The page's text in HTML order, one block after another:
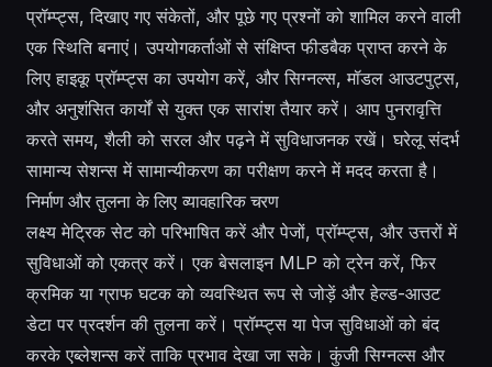
प्रॉम्प्ट्स, दिखाए गए संकेतों, और पूछे गए प्रश्नों को शामिल करने वाली
एक स्थिति बनाएं। उपयोगकर्ताओं से संक्षिप्त फीडबैक प्राप्त करने के
लिए हाइकू प्रॉम्प्ट्स का उपयोग करें, और सिग्नल्स, मॉडल आउटपुट्स,
और अनुशंसित कार्यों से युक्त एक सारांश तैयार करें। आप पुनरावृत्ति
करते समय, शैली को सरल और पढ़ने में सुविधाजनक रखें। घरेलू संदर्भ
सामान्य सेशन्स में सामान्यीकरण का परीक्षण करने में मदद करता है।
निर्माण और तुलना के लिए व्यावहारिक चरण
लक्ष्य मेट्रिक सेट को परिभाषित करें और पेजों, प्रॉम्प्ट्स, और उत्तरों में
सुविधाओं को एकत्र करें। एक बेसलाइन MLP को ट्रेन करें, फिर
क्रमिक या ग्राफ घटक को व्यवस्थित रूप से जोड़ें और हेल्ड-आउट
डेटा पर प्रदर्शन की तुलना करें। प्रॉम्प्ट्स या पेज सुविधाओं को बंद
करके एब्लेशन्स करें ताकि प्रभाव देखा जा सके। कुंजी सिग्नल्स और